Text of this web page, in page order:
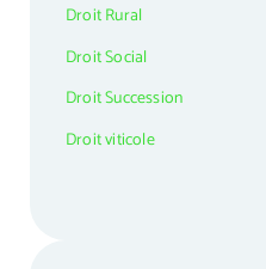
Droit Rural
Droit Social
Droit Succession
Droit viticole